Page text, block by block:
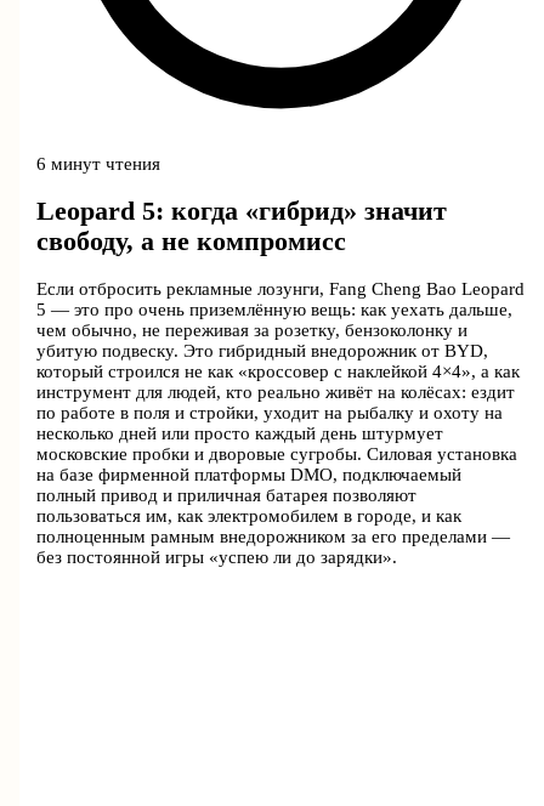
6 минут чтения
Leopard 5: когда «гибрид» значит
свободу, а не компромисс
Если отбросить рекламные лозунги, Fang Cheng Bao Leopard
5 — это про очень приземлённую вещь: как уехать дальше,
чем обычно, не переживая за розетку, бензоколонку и
убитую подвеску. Это гибридный внедорожник от BYD,
который строился не как «кроссовер с наклейкой 4×4», а как
инструмент для людей, кто реально живёт на колёсах: ездит
по работе в поля и стройки, уходит на рыбалку и охоту на
несколько дней или просто каждый день штурмует
московские пробки и дворовые сугробы. Силовая установка
на базе фирменной платформы DMO, подключаемый
полный привод и приличная батарея позволяют
пользоваться им, как электромобилем в городе, и как
полноценным рамным внедорожником за его пределами —
без постоянной игры «успею ли до зарядки».